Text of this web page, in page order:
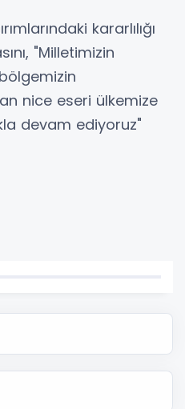
kararlılığı
"Milletimizin
nice eseri ülkemize
devam ediyoruz"